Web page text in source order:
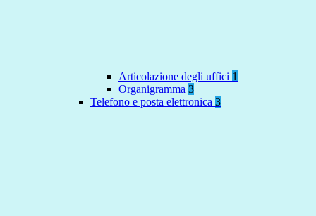
Articolazione degli uffici 1
Organigramma 3
Telefono e posta elettronica 3